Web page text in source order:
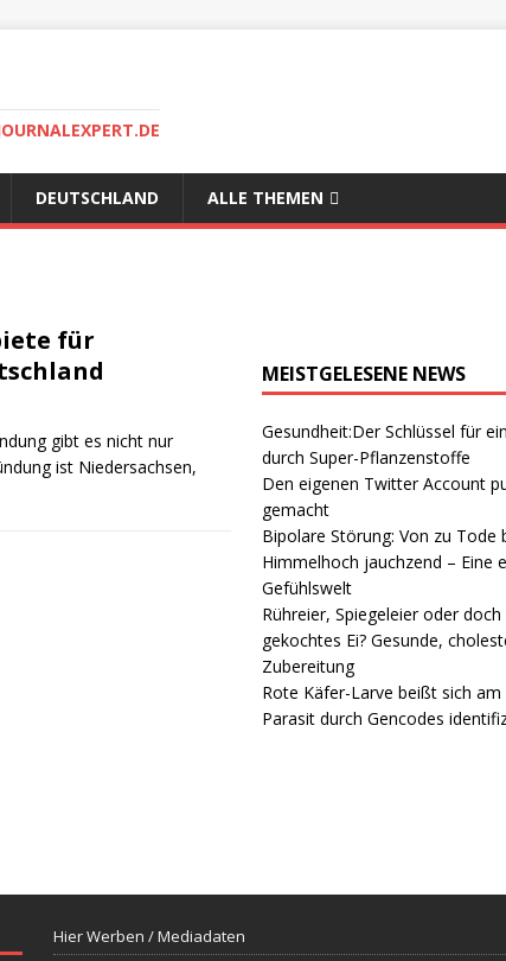
DEUTSCHLAND ALLE THEMEN
für
gibt es nicht nur
ist Niedersachsen,
MEISTGELESENE NEWS
Gesundheit:Der Schlüssel für
durch Super-Pflanzenstoffe
Den eigenen Twitter Account
gemacht
Bipolare Störung: Von zu Tode
Himmelhoch jauchzend – Eine
Gefühlswelt
Rühreier, Spiegeleier oder doch
gekochtes Ei? Gesunde,
Zubereitung
Rote Käfer-Larve beißt sich
Parasit durch Gencodes
Hier Werben / Mediadaten